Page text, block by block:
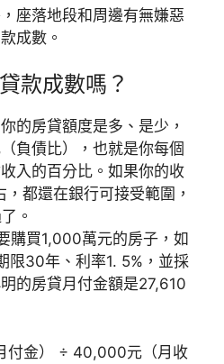
座落地段和周邊有無嫌惡
成數。
款成數嗎？
的房貸額度是多、是少，
負債比），也就是你每個
入的百分比。如果你的收
都還在銀行可接受範圍，
。
購買1,000萬元的房子，如
限30年、利率1. 5%，並採
的房貸月付金額是27,610
付金） ÷ 40,000元（月收